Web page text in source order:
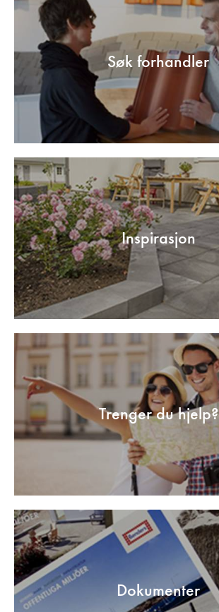
Søk forhandler
Inspirasjon
Trenger du hjelp?
Dokumenter